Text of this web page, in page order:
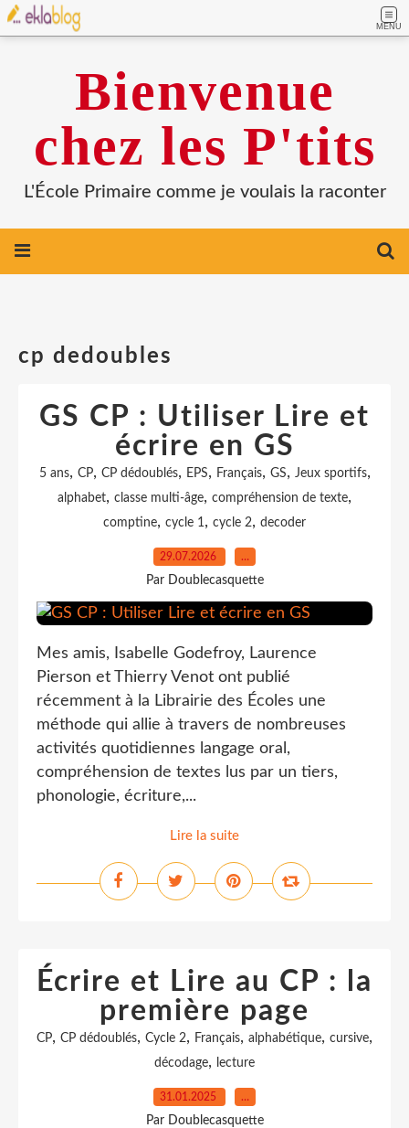
MENU
Bienvenue
chez les P'tits
L'École Primaire comme je voulais la raconter
cp dedoubles
GS CP : Utiliser Lire et
écrire en GS
5 ans, CP, CP dédoublés, EPS, Français, GS, Jeux sportifs,
alphabet, classe multi-âge, compréhension de texte,
comptine, cycle 1, cycle 2, decoder
29.07.2026 …
Par Doublecasquette
Mes amis, Isabelle Godefroy, Laurence
Pierson et Thierry Venot ont publié
récemment à la Librairie des Écoles une
méthode qui allie à travers de nombreuses
activités quotidiennes langage oral,
compréhension de textes lus par un tiers,
phonologie, écriture,...
Lire la suite
Écrire et Lire au CP : la
première page
CP, CP dédoublés, Cycle 2, Français, alphabétique, cursive,
décodage, lecture
31.01.2025 …
Par Doublecasquette